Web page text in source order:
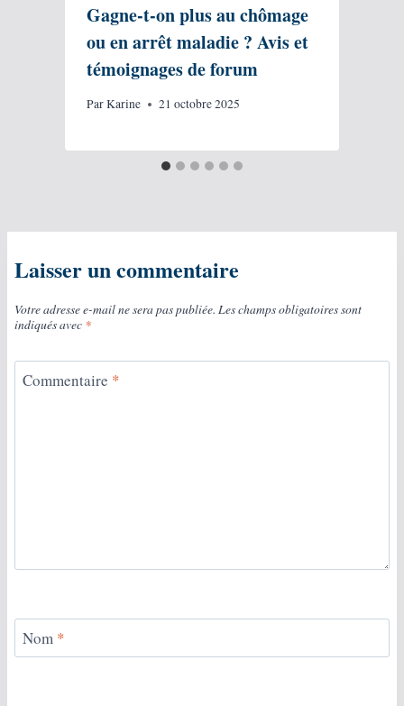
Gagne-t-on plus au chômage
ou en arrêt maladie ? Avis et
témoignages de forum
ParKarine 21 octobre 2025
Laisser un commentaire
Votre adresse e-mail ne sera pas publiée. Les champs obligatoires sont
indiqués avec *
Commentaire *
Nom *